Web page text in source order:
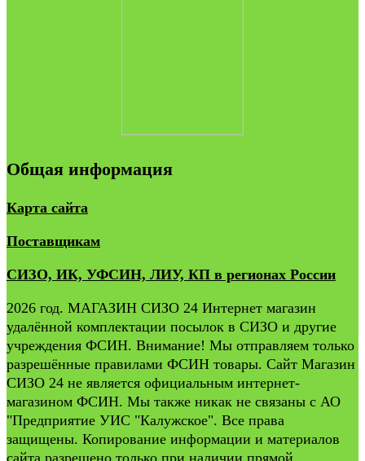
Общая информация
Карта сайта
Поставщикам
СИЗО, ИК, УФСИН, ЛИУ, КП в регионах России
2026 год. МАГАЗИН СИЗО 24 Интернет магазин
удалённой комплектации посылок в СИЗО и другие
учреждения ФСИН. Внимание! Мы отправляем только
разрешённые правилами ФСИН товары. Сайт Магазин
СИЗО 24 не является официальным интернет-
магазином ФСИН. Мы также никак не связаны с АО
"Предприятие УИС "Калужское". Все права
защищены. Копирование информации и материалов
сайта разрешено только при наличии прямой